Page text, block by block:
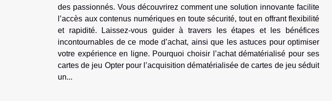
des passionnés. Vous découvrirez comment une solution innovante facilite
l’accès aux contenus numériques en toute sécurité, tout en offrant flexibilité
et rapidité. Laissez-vous guider à travers les étapes et les bénéfices
incontournables de ce mode d’achat, ainsi que les astuces pour optimiser
votre expérience en ligne. Pourquoi choisir l’achat dématérialisé pour ses
cartes de jeu Opter pour l’acquisition dématérialisée de cartes de jeu séduit
un...